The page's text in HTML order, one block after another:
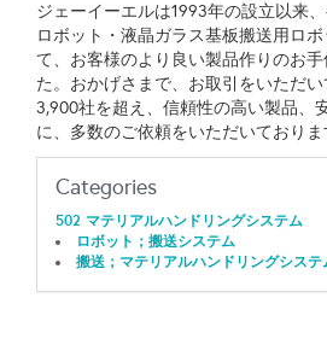
ジェーイーエルは1993年の設立以来
ロボット・液晶ガラス基板搬送用ロ
て、お客様のより良い製品作りのお
た。おかげさまで、お取引をいただ
3,900社を超え、信頼性の高い製品、
に、多数のご依頼をいただいておりま
Categories
502 マテリアルハンドリングシステム
ロボット；搬送システム
搬送；マテリアルハンドリングシステ